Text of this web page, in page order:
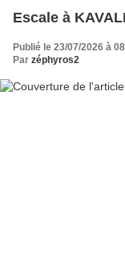
Escale à
Publié le 23/07/2026 à
Par zéphyros2